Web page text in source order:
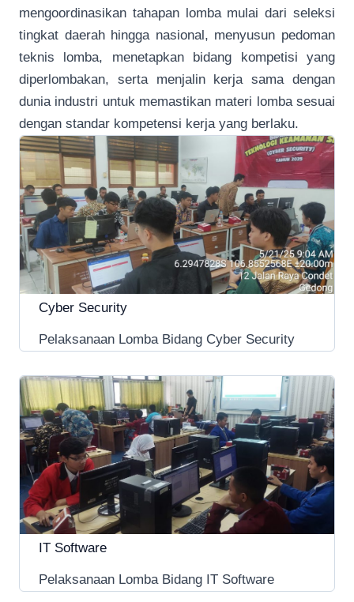
mengoordinasikan tahapan lomba mulai dari seleksi
tingkat daerah hingga nasional, menyusun pedoman
teknis lomba, menetapkan bidang kompetisi yang
diperlombakan, serta menjalin kerja sama dengan
dunia industri untuk memastikan materi lomba sesuai
dengan standar kompetensi kerja yang berlaku.
Cyber Security
Pelaksanaan Lomba Bidang Cyber Security
IT Software
Pelaksanaan Lomba Bidang IT Software